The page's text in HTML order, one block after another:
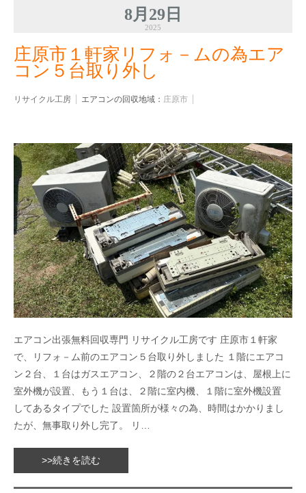
8月29日
2025
庄原市１軒家リフォ－ムの為エア
コン５台取り外し
リサイクル工房 エアコンの回収地域： 庄原市
エアコン出張無料回収専門 リサイクル工房です 庄原市１軒家
で、リフォ－ム前のエアコン５台取り外しました １階にエアコ
ン２台、１台はガスエアコン、２階の２台エアコンは、屋根上に
室外機が設置、もう１台は、２階に室内機、１階に室外機設置
してあるタイプでした 設置箇所が様々の為、時間はかかりまし
たが、無事取り外し完了。 リ…
>>続きを読む